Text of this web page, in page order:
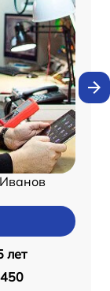
лет